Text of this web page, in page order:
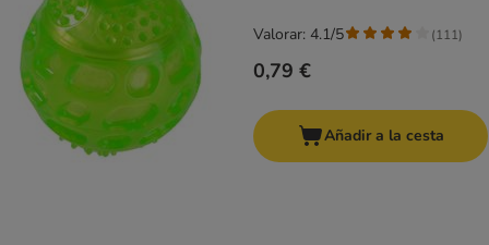
0,79 €
Valorar: 4.1/5 (111)
Añadir a la cesta